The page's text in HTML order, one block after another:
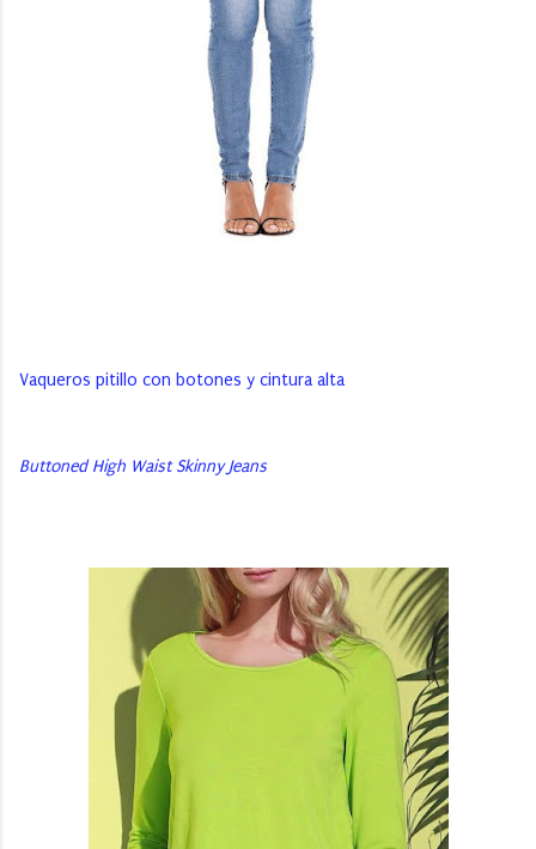
Vaqueros pitillo con botones y cintura alta
Buttoned High Waist Skinny Jeans